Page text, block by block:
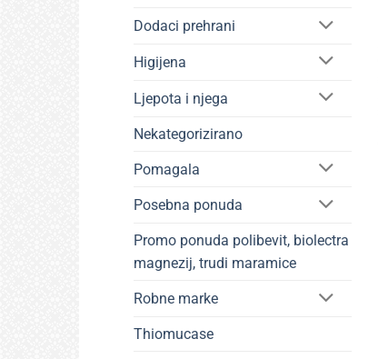
Dodaci prehrani
Higijena
Ljepota i njega
Nekategorizirano
Pomagala
Posebna ponuda
Promo ponuda polibevit, biolectra
magnezij, trudi maramice
Robne marke
Thiomucase